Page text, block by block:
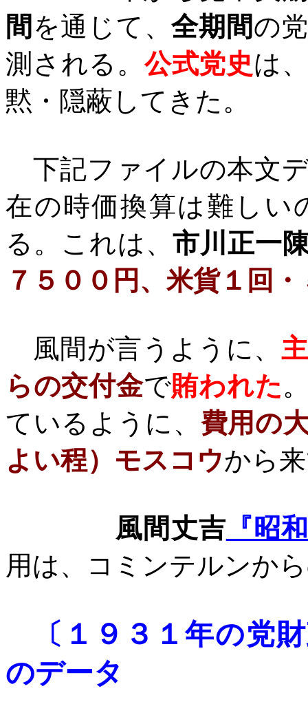
間 を通じて、全期間の
測される。 公式党史は
黙・隠蔽してきた。
下記ファイルの本文
在の時価換算は難しい
る。これは、市川正一
７５００円、米貨１回
風間が言うように、
らの交付金で賄われた
ているように、 費用の
よい程）モスコウから
風間丈吉 『昭
用は、コミンテルンか
〔１９３１年の党
のデータ